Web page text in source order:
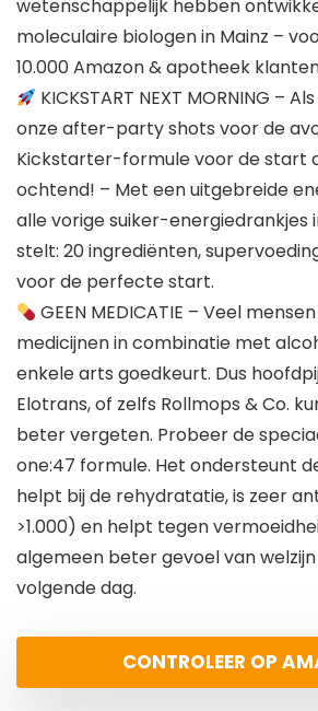
wetenschappelijk hebben
moleculaire biologen in Mainz –
10.000 Amazon & apotheek
KICKSTART NEXT MORNING –
onze after-party shots voor de
Kickstarter-formule voor de start
ochtend! – Met een uitgebreide
alle vorige suiker-energiedrankjes
stelt: 20 ingrediënten,
voor de perfecte start.
GEEN MEDICATIE – Veel
medicijnen in combinatie met
enkele arts goedkeurt. Dus
Elotrans, of zelfs Rollmops & Co.
beter vergeten. Probeer de
one:47 formule. Het ondersteunt
helpt bij de rehydratatie, is zeer
>1.000) en helpt tegen
algemeen beter gevoel van
volgende dag.
CONTROLEER OP